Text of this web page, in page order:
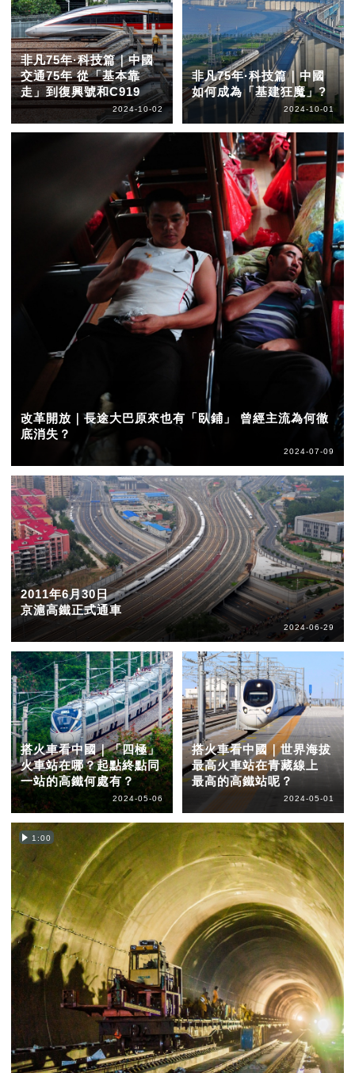
非凡75年·科技篇｜中國
交通75年 從「基本靠
走」到復興號和C919
2024-10-02
非凡75年·科技篇｜中國
如何成為「基建狂魔」?
2024-10-01
改革開放｜長途大巴原來也有「臥鋪」 曾經主流為何徹
底消失？
2024-07-09
2011年6月30日
京滬高鐵正式通車
2024-06-29
搭火車看中國｜「四極」
火車站在哪？起點終點同
一站的高鐵何處有？
2024-05-06
搭火車看中國｜世界海拔
最高火車站在青藏線上
最高的高鐵站呢？
2024-05-01
1:00